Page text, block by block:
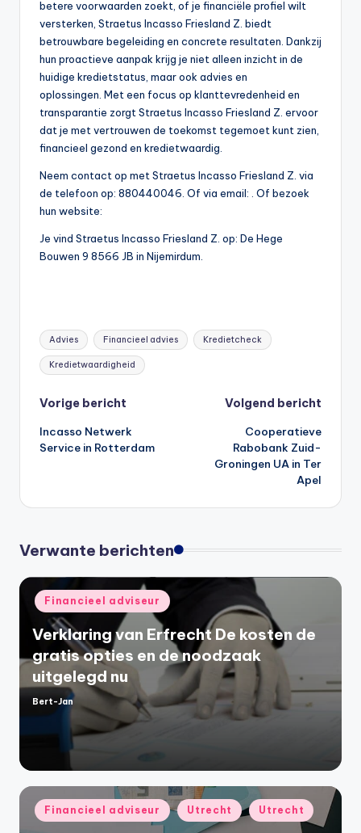
betere voorwaarden zoekt, of je financiële profiel wilt
versterken, Straetus Incasso Friesland Z. biedt
betrouwbare begeleiding en concrete resultaten. Dankzij
hun proactieve aanpak krijg je niet alleen inzicht in de
huidige kredietstatus, maar ook advies en
oplossingen. Met een focus op klanttevredenheid en
transparantie zorgt Straetus Incasso Friesland Z. ervoor
dat je met vertrouwen de toekomst tegemoet kunt zien,
financieel gezond en kredietwaardig.
Neem contact op met Straetus Incasso Friesland Z. via
de telefoon op: 880440046. Of via email:
. Of bezoek
hun website:
Je vind Straetus Incasso Friesland Z. op: De Hege
Bouwen 9 8566 JB in Nijemirdum.
Tags:
Advies Financieel advies Kredietcheck
Kredietwaardigheid
Bericht
navigatie
Vorige bericht
Incasso Netwerk
Service in Rotterdam
Volgend bericht
Cooperatieve
Rabobank Zuid-
Groningen UA in Ter
Apel
Verwante berichten
Geplaatst
in
Financieel adviseur
Verklaring van Erfrecht De kosten de
gratis opties en de noodzaak
uitgelegd nu
Geplaatst
door
Bert-Jan
Geplaatst
in
Financieel adviseur Utrecht Utrecht